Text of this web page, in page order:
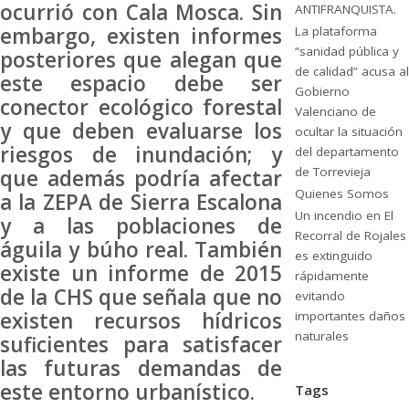
ocurrió con Cala Mosca. Sin
embargo, existen informes
posteriores que alegan que
este espacio debe ser
conector ecológico forestal
y que deben evaluarse los
riesgos de inundación; y
que además podría afectar
a la ZEPA de Sierra Escalona
y a las poblaciones de
águila y búho real. También
existe un informe de 2015
de la CHS que señala que no
existen recursos hídricos
suficientes para satisfacer
las futuras demandas de
este entorno urbanístico.
ANTIFRANQUISTA.
La plataforma
“sanidad pública y
de calidad” acusa al
Gobierno
Valenciano de
ocultar la situación
del departamento
de Torrevieja
Quienes Somos
Un incendio en El
Recorral de Rojales
es extinguido
rápidamente
evitando
importantes daños
naturales
Tags